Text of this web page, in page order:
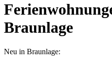
Braunlage
Neu in Braunlage: